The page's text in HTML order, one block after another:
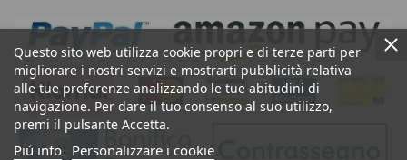
Questo sito web utilizza cookie propri e di terze parti per
migliorare i nostri servizi e mostrarti pubblicità relativa
alle tue preferenze analizzando le tue abitudini di
navigazione. Per dare il tuo consenso al suo utilizzo,
premi il pulsante Accetta.
Piú info Personalizzare i cookie